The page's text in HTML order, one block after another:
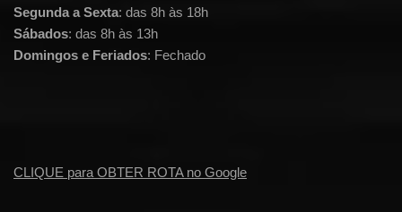
Segunda a Sexta: das 8h às 18h
Sábados: das 8h às 13h
Domingos e Feriados: Fechado
CLIQUE para OBTER ROTA no Google